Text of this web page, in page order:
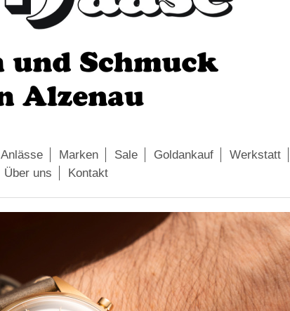
Anlässe Marken Sale Goldankauf Werkstatt
Über uns
Kontakt